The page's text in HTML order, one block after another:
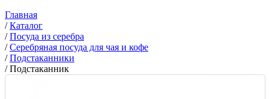
Главная
/Каталог
/Посуда из серебра
/Серебряная посуда для чая и кофе
/Подстаканники
/Подстаканник